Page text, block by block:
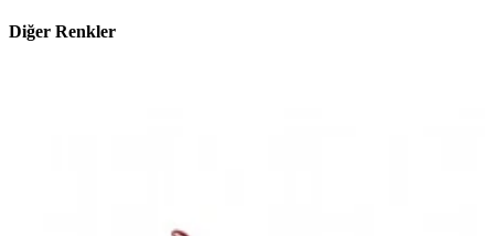
Diğer Renkler